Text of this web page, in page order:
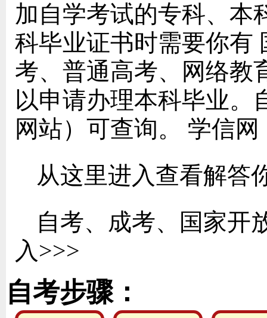
加自学考试的专科、本
科毕业证书时需要你有
考、普通高考、网络教
以申请办理本科毕业。
网站）可查询。 学信网
从这里进入查看解答
自考、成考、国家开
入>>>
自考步骤：